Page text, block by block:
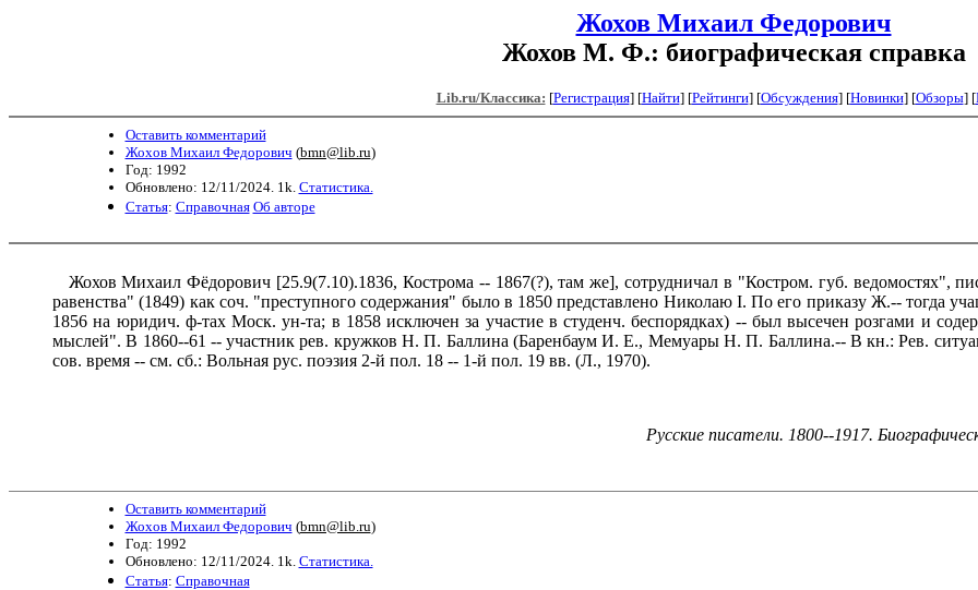
Жохов Михаил Федорович
Жохов М. Ф.: биографическая справка
Lib.ru/Классика: [Регистрация] [Найти] [Рейтинги] [Обсуждения] [Новинки] [Обзоры] [
Оставить комментарий
Жохов Михаил Федорович (bmn@lib.ru)
Год: 1992
Обновлено: 12/11/2024. 1k. Статистика.
Статья: Справочная Об авторе
Жохов Михаил Фёдорович [25.9(7.10).1836, Кострома -- 1867(?), там же], сотрудничал в "Костром. губ. ведомостях",
равенства" (1849) как соч. "преступного содержания" было в 1850 представлено Николаю I. По его приказу Ж.-- тогда
1856 на юридич. ф-тах Моск. ун-та; в 1858 исключен за участие в студенч. беспорядках) -- был высечен розгами и
мыслей". В 1860--61 -- участник рев. кружков Н. П. Баллина (Баренбаум И. Е., Мемуары Н. П. Баллина.-- В кн.: Рев.
сов. время -- см. сб.: Вольная рус. поэзия 2-й пол. 18 -- 1-й пол. 19 вв. (Л., 1970).
Русские писатели. 1800--1917.
Оставить комментарий
Жохов Михаил Федорович (bmn@lib.ru)
Год: 1992
Обновлено: 12/11/2024. 1k. Статистика.
Статья: Справочная